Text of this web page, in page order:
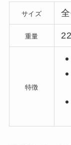
サイズ
重量
特徴